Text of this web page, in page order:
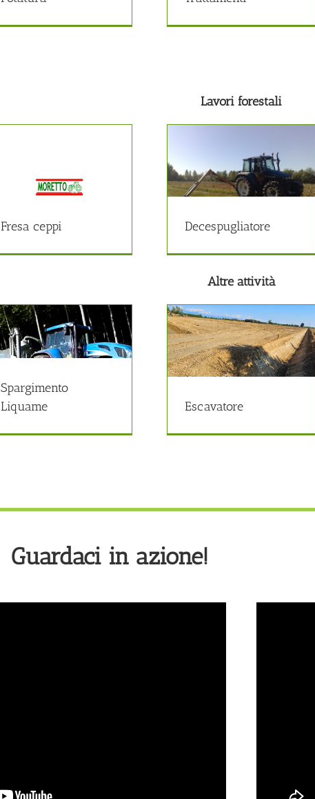
Lavori forestali
Fresa ceppi
Decespugliatore
Decespugliatore
Trincia forestale
Altre attività
Spargimento
Liquame
Escavatore
Rilievi Planimetrici
Guardaci in azione!